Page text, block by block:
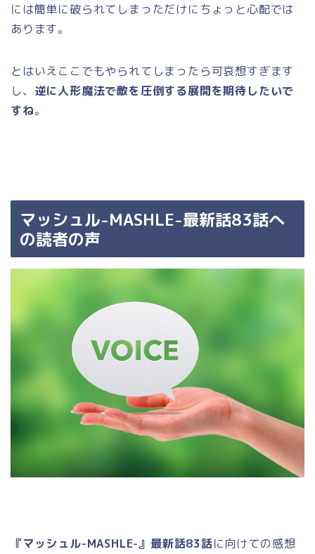
には簡単に破られてしまっただけにちょっと心配では
あります。
とはいえここでもやられてしまったら可哀想すぎます
し、 逆に人形魔法で敵を圧倒する展開を期待したいで
すね。
マッシュル-MASHLE-最新話83話へ
の読者の声
『マッシュル-MASHLE-』最新話83話に向けての感想